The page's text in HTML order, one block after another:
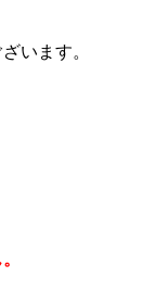
います。